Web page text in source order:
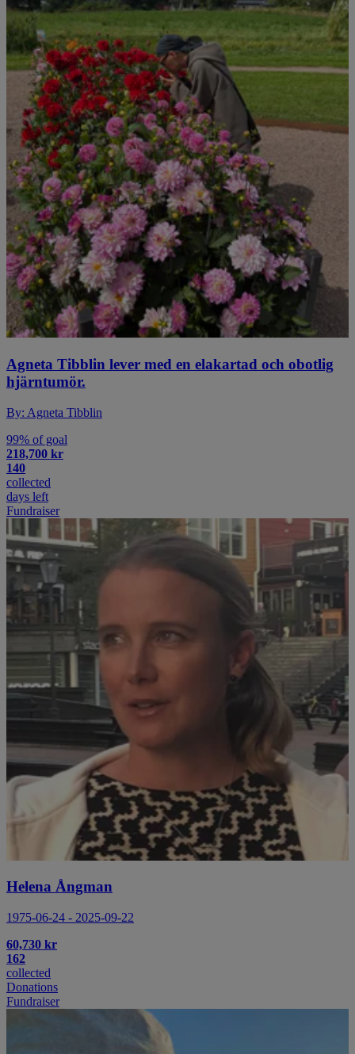
Agneta Tibblin lever med en elakartad och obotlig
hjärntumör.
By: Agneta Tibblin
99% of goal
218,700 kr
140
collected
days left
Fundraiser
Helena Ångman
1975-06-24 - 2025-09-22
60,730 kr
162
collected
Donations
Fundraiser